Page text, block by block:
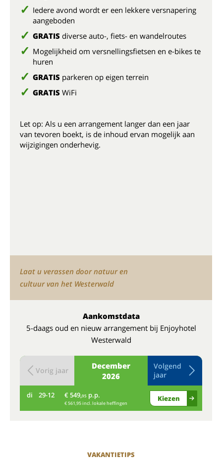
Iedere avond wordt er een lekkere versnapering
aangeboden
GRATIS diverse auto-, fiets- en wandelroutes
Mogelijkheid om versnellingsfietsen en e-bikes te
huren
GRATIS parkeren op eigen terrein
GRATIS WiFi
Let op: Als u een arrangement langer dan een jaar
van tevoren boekt, is de inhoud ervan mogelijk aan
wijzigingen onderhevig.
Laat u verassen door natuur en
cultuur van het Westerwald
Aankomstdata
5-daags oud en nieuw arrangement bij Enjoyhotel
Westerwald
December
2026
Vorig jaar
Volgend
jaar
di 29-12 € 549,95 p.p.
€ 561,95 incl. lokale heffingen
Kiezen
VAKANTIETIPS